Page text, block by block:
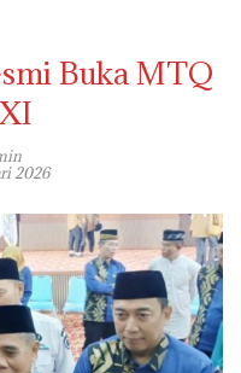
Buka MTQ
2026